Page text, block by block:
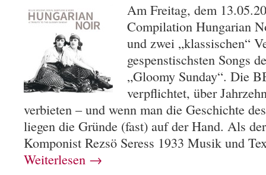
Am Freitag, dem
Compilation Hungarian
und zwei „klassischen“
gespenstischsten Songs
„Gloomy Sunday“. Die
verpflichtet, über
verbieten – und wenn man die Geschichte
liegen die Gründe (fast) auf der Hand. Als
Komponist Rezsö Seress 1933 Musik und
Weiterlesen →